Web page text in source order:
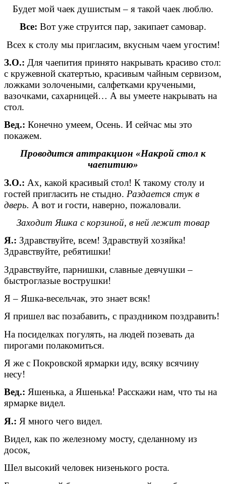
Будет мой чаек душистым – я такой чаек люблю.
Все: Вот уже струится пар, закипает самовар.
Всех к столу мы пригласим, вкусным чаем угостим!
З.О.: Для чаепития принято накрывать красиво стол:
с кружевной скатертью, красивым чайным сервизом,
ложками золочеными, салфетками кручеными,
вазочками, сахарницей… А вы умеете накрывать на
стол.
Вед.: Конечно умеем, Осень. И сейчас мы это
покажем.
Проводится аттракцион «Накрой стол к
чаепитию»
З.О.: Ах, какой красивый стол! К такому столу и
гостей пригласить не стыдно. Раздается стук в
дверь. А вот и гости, наверно, пожаловали.
Заходит Яшка с корзиной, в ней лежит товар
Я.: Здравствуйте, всем! Здравствуй хозяйка!
Здравствуйте, ребятишки!
Здравствуйте, парнишки, славные девчушки –
быстроглазые вострушки!
Я – Яшка-весельчак, это знает всяк!
Я пришел вас позабавить, с праздником поздравить!
На посиделках погулять, на людей позевать да
пирогами полакомиться.
Я же с Покровской ярмарки иду, всяку всячину
несу!
Вед.: Яшенька, а Яшенька! Расскажи нам, что ты на
ярмарке видел.
Я.: Я много чего видел.
Видел, как по железному мосту, сделанному из
досок,
Шел высокий человек низенького роста.